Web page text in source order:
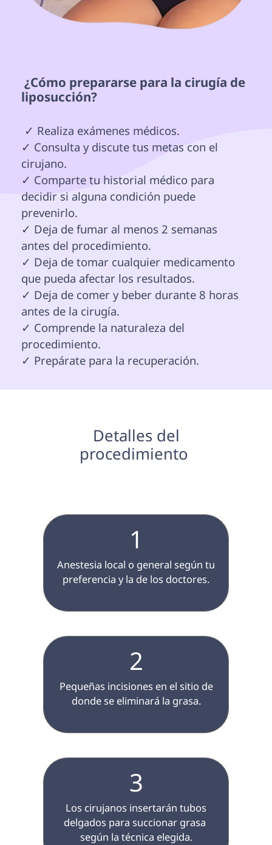
liposucción?
✓ Consulta y discute tus metas con el
cirujano.
✓ Comparte tu historial médico para
decidir si alguna condición puede
prevenirlo.
✓ Deja de fumar al menos 2 semanas
antes del procedimiento.
✓ Deja de tomar cualquier medicamento
que pueda afectar los resultados.
✓ Deja de comer y beber durante 8 horas
antes de la cirugía.
✓ Comprende la naturaleza del
procedimiento.
✓ Prepárate para la recuperación.
procedimiento
1
preferencia y la de los doctores.
2
donde se eliminará la grasa.
3
delgados para succionar grasa
según la técnica elegida.